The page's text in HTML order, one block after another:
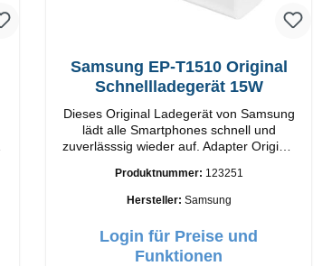
Samsung EP-T1510 Original
Schnellladegerät 15W
Dieses Original Ladegerät von Samsung
lädt alle Smartphones schnell und
zuverlässsig wieder auf. Adapter Original
Anschlüsse: USB-C Output: 15W Farbe:
Weiß
Produktnummer: 123251
Hersteller: Samsung
Login für Preise und
Funktionen